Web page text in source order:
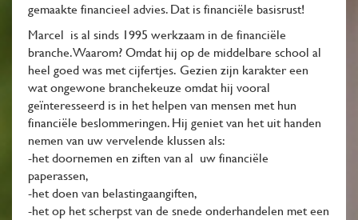
gemaakte financieel advies. Dat is financiële basisrust!
Marcel is al sinds 1995 werkzaam in de financiële
branche. Waarom? Omdat hij op de middelbare school al
heel goed was met cijfertjes. Gezien zijn karakter een
wat ongewone branchekeuze omdat hij vooral
geïnteresseerd is in het helpen van mensen met hun
financiële beslommeringen. Hij geniet van het uit handen
nemen van uw vervelende klussen als:
-het doornemen en ziften van al uw financiële
paperassen,
-het doen van belastingaangiften,
-het op het scherpst van de snede onderhandelen met een